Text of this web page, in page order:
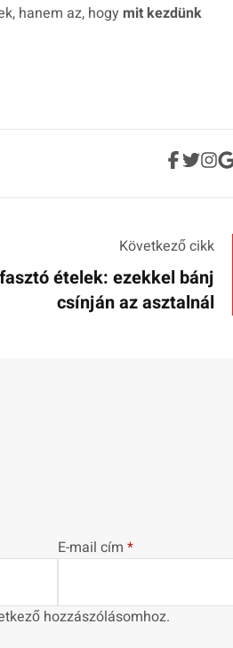
hanem az, hogy mit kezdünk
Következő cikk
ételek: ezekkel bánj
csínján az asztalnál
E-mail cím *
hozzászólásomhoz.